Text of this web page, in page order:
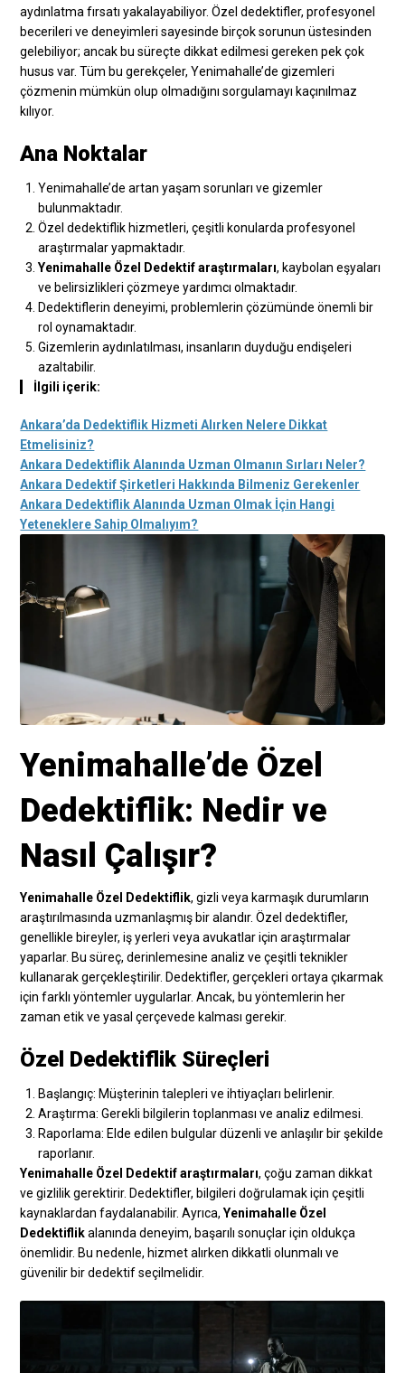
aydınlatma fırsatı yakalayabiliyor. Özel dedektifler, profesyonel
becerileri ve deneyimleri sayesinde birçok sorunun üstesinden
gelebiliyor; ancak bu süreçte dikkat edilmesi gereken pek çok
husus var. Tüm bu gerekçeler, Yenimahalle’de gizemleri
çözmenin mümkün olup olmadığını sorgulamayı kaçınılmaz
kılıyor.
Ana Noktalar
Yenimahalle’de artan yaşam sorunları ve gizemler
bulunmaktadır.
Özel dedektiflik hizmetleri, çeşitli konularda profesyonel
araştırmalar yapmaktadır.
Yenimahalle Özel Dedektif araştırmaları, kaybolan eşyaları
ve belirsizlikleri çözmeye yardımcı olmaktadır.
Dedektiflerin deneyimi, problemlerin çözümünde önemli bir
rol oynamaktadır.
Gizemlerin aydınlatılması, insanların duyduğu endişeleri
azaltabilir.
İlgili içerik:
Ankara’da Dedektiflik Hizmeti Alırken Nelere Dikkat
Etmelisiniz?
Ankara Dedektiflik Alanında Uzman Olmanın Sırları Neler?
Ankara Dedektif Şirketleri Hakkında Bilmeniz Gerekenler
Ankara Dedektiflik Alanında Uzman Olmak İçin Hangi
Yeteneklere Sahip Olmalıyım?
Yenimahalle’de Özel
Dedektiflik: Nedir ve
Nasıl Çalışır?
Yenimahalle Özel Dedektiflik, gizli veya karmaşık durumların
araştırılmasında uzmanlaşmış bir alandır. Özel dedektifler,
genellikle bireyler, iş yerleri veya avukatlar için araştırmalar
yaparlar. Bu süreç, derinlemesine analiz ve çeşitli teknikler
kullanarak gerçekleştirilir. Dedektifler, gerçekleri ortaya çıkarmak
için farklı yöntemler uygularlar. Ancak, bu yöntemlerin her
zaman etik ve yasal çerçevede kalması gerekir.
Özel Dedektiflik Süreçleri
Başlangıç: Müşterinin talepleri ve ihtiyaçları belirlenir.
Araştırma: Gerekli bilgilerin toplanması ve analiz edilmesi.
Raporlama: Elde edilen bulgular düzenli ve anlaşılır bir şekilde
raporlanır.
Yenimahalle Özel Dedektif araştırmaları, çoğu zaman dikkat
ve gizlilik gerektirir. Dedektifler, bilgileri doğrulamak için çeşitli
kaynaklardan faydalanabilir. Ayrıca,Yenimahalle Özel
Dedektiflikalanında deneyim, başarılı sonuçlar için oldukça
önemlidir. Bu nedenle, hizmet alırken dikkatli olunmalı ve
güvenilir bir dedektif seçilmelidir.